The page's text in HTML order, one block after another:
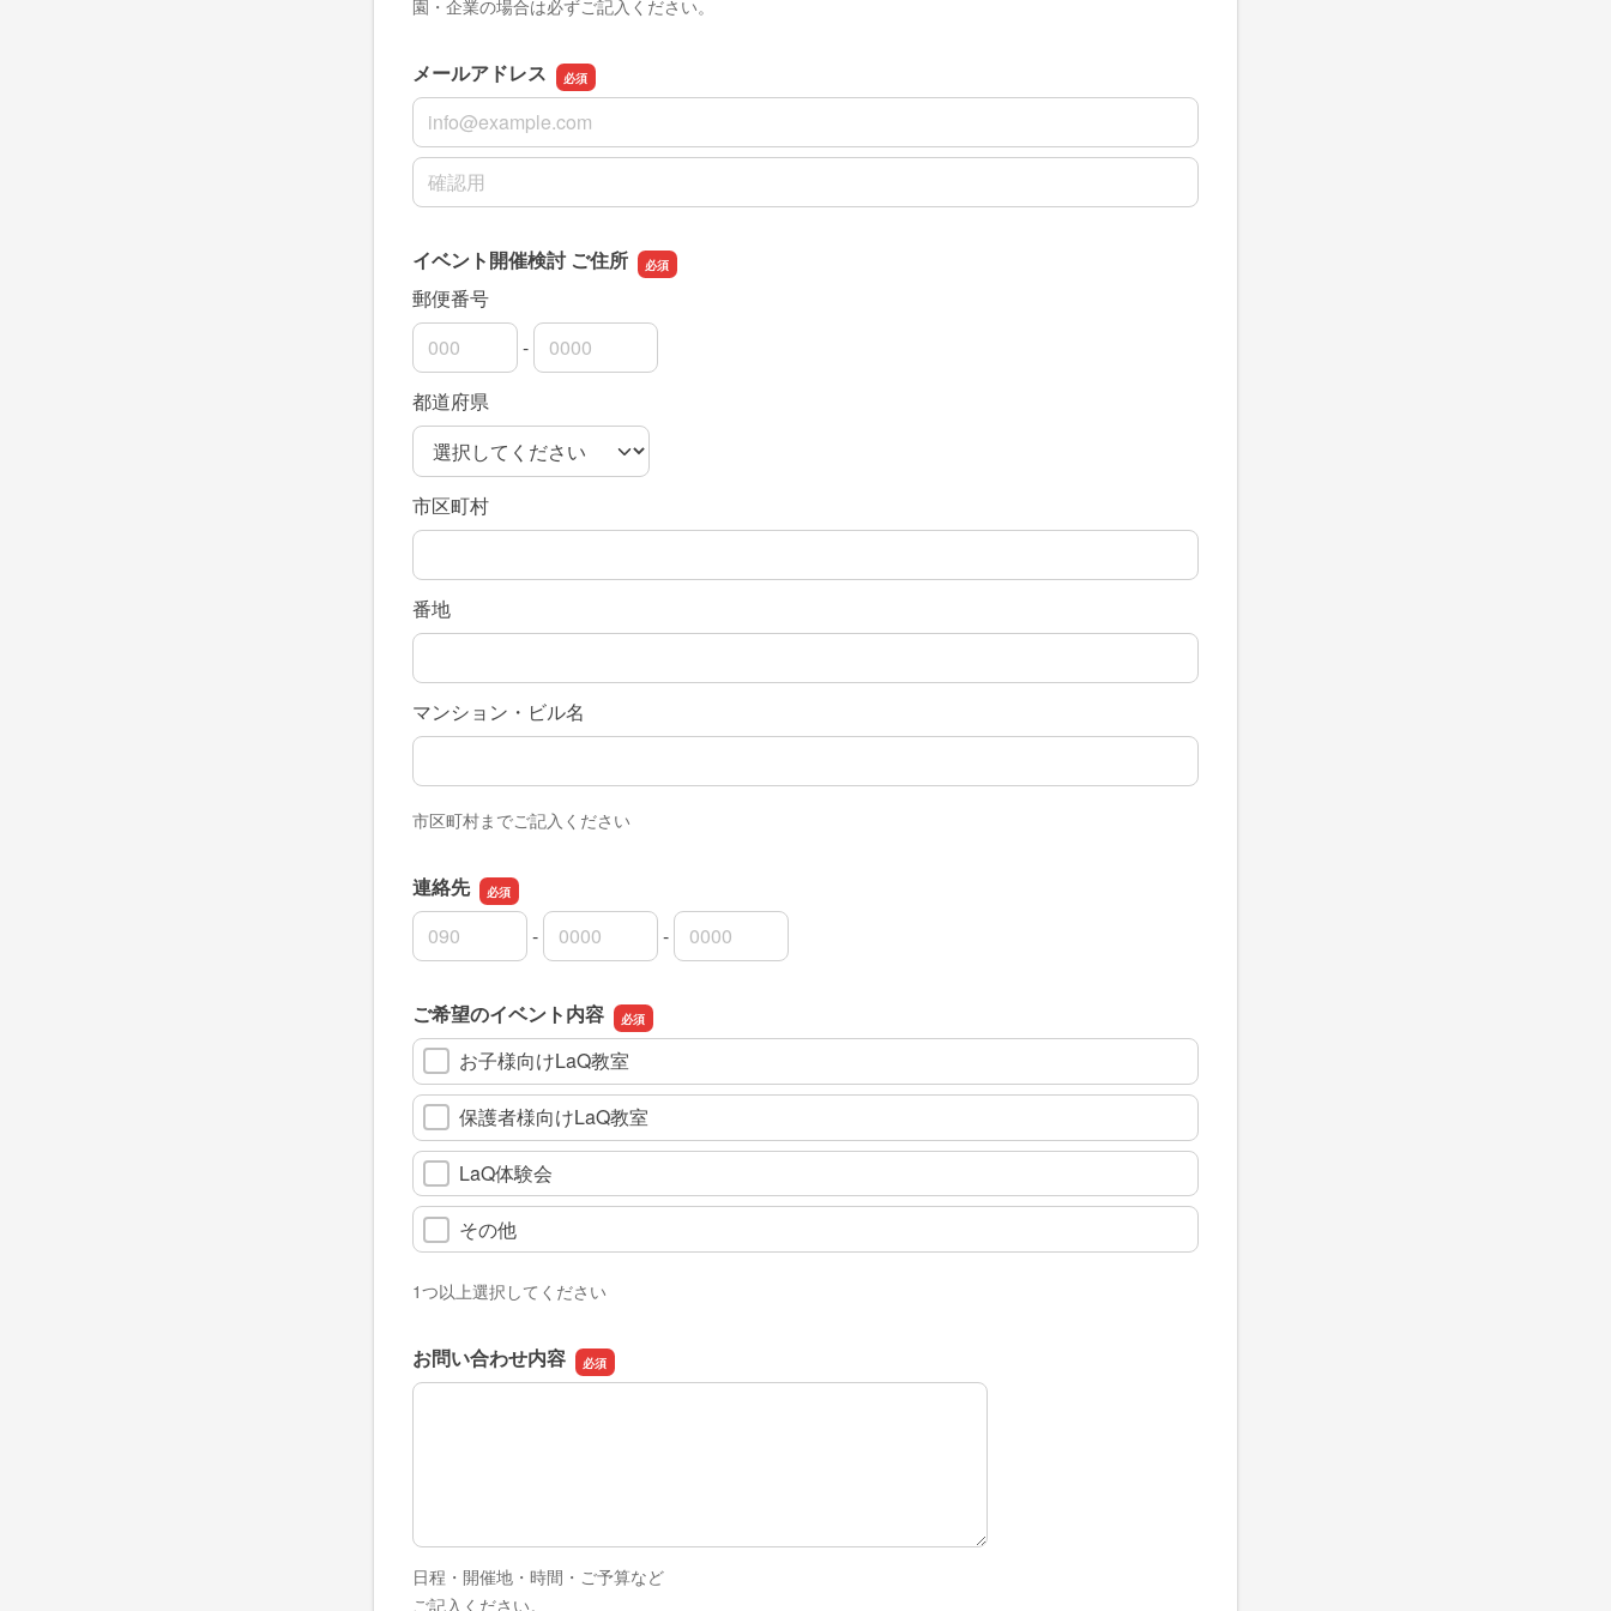
園・企業の場合は必ずご記入ください。
メールアドレス
メールアドレス
メールアドレスの確認用
イベント開催検討 ご住所
郵便番号
郵便番号の上3桁
-
郵便番号の下4桁
都道府県
市区町村
番地
マンション・ビル名
市区町村までご記入ください
連絡先
連絡先の市外局番
-
連絡先の市内局番 -
連絡先の加入者番号
ご希望のイベント内容
お子様向けLaQ教室
保護者様向けLaQ教室
LaQ体験会
その他
1つ以上選択してください
お問い合わせ内容
お問い合わせ内容
日程・開催地・時間・ご予算など
ご記入ください。